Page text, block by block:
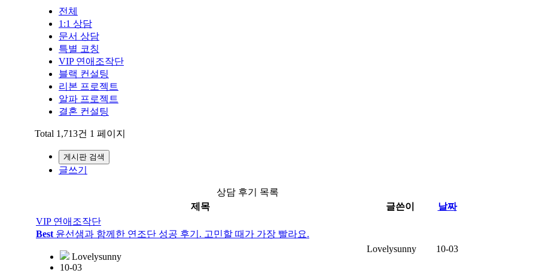
전체
1:1 상담
문서 상담
특별 코칭
VIP 연애조작단
블랙 컨설팅
리본 프로젝트
알파 프로젝트
결혼 컨설팅
Total 1,713건 1 페이지
게시판 검색
글쓰기
상담 후기 목록
제목
글쓴이
날짜
VIP 연애조작단
Best 윤선샘과 함께한 연조단 성공 후기. 고민할 때가 가장 빨라요.
Lovelysunny
10-03
Lovelysunny 10-03